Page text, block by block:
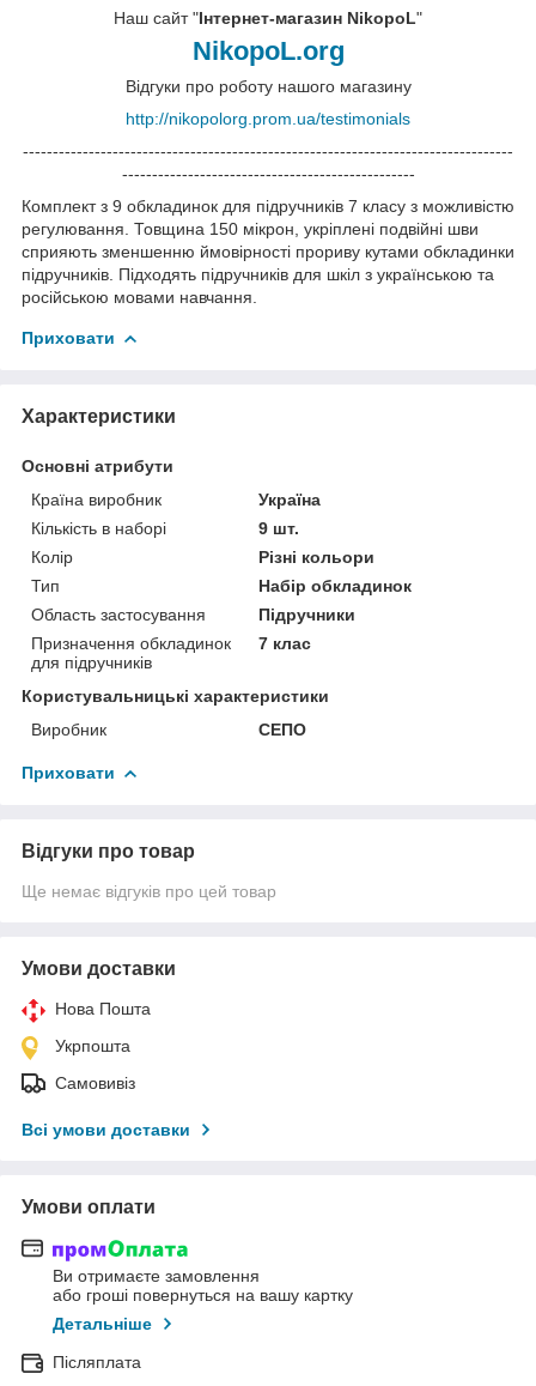
Наш сайт "Інтернет-магазин NikopoL"
NikopoL.org
Відгуки про роботу нашого магазину
http://nikopolorg.prom.ua/testimonials
----------------------------------------------------------------------------------
-------------------------------------------------
Комплект з 9 обкладинок для підручників 7 класу з можливістю
регулювання. Товщина 150 мікрон, укріплені подвійні шви
сприяють зменшенню ймовірності прориву кутами обкладинки
підручників. Підходять підручників для шкіл з українською та
російською мовами навчання.
Приховати
Характеристики
Основні атрибути
Країна виробник
Україна
Кількість в наборі
9 шт.
Колір
Різні кольори
Тип
Набір обкладинок
Область застосування
Підручники
Призначення обкладинок
для підручників
7 клас
Користувальницькі характеристики
Виробник
СЕПО
Приховати
Відгуки про товар
Ще немає відгуків про цей товар
Умови доставки
Нова Пошта
Укрпошта
Самовивіз
Всі умови доставки
Умови оплати
Ви отримаєте замовлення
або гроші повернуться на вашу картку
Детальніше
Післяплата